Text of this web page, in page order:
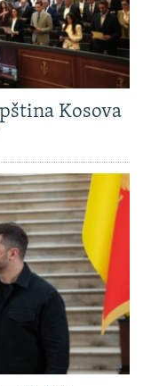
Kosova